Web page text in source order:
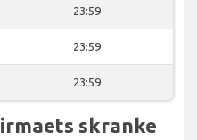
23:59
23:59
23:59
skranke